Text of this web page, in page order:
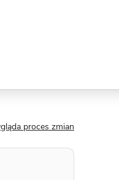
proces zmian